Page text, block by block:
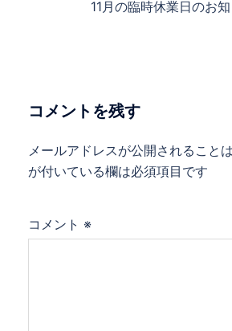
ョ
11月の臨時休業日のお
コメントを残す
メールアドレスが公開されること
が付いている欄は必須項目です
コメント ※